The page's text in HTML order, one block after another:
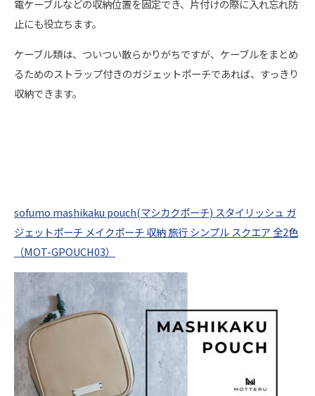
電ケーブルなどの収納位置を固定でき、片付けの際に入れ忘れ防
止にも役立ちます。
ケーブル類は、ついつい散らかりがちですが、ケーブルをまとめ
るためのストラップ付きのガジェットポーチであれば、すっきり
収納できます。
sofumo mashikaku pouch(マシカクポーチ) スタイリッシュ ガ
ジェットポーチ メイクポーチ 収納 旅行 シンプル スクエア 全2色
（MOT-GPOUCH03）